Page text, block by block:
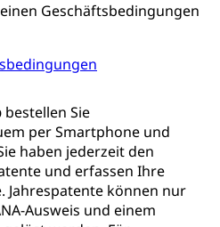
Geschäftsbedingungen
bestellen Sie
per Smartphone und
haben jederzeit den
und erfassen Ihre
Jahrespatente können nur
Ausweis und einem
und Mann
Geschlechter und
Menschen mit
Gerichtsverfahren
und Verfahren